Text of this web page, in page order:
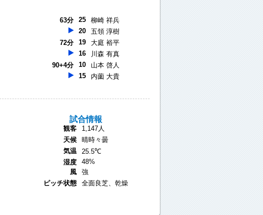
63分 25
柳崎 祥兵
20
五領 淳樹
72分
19
大庭 裕平
16
川森 有真
90+4分
10
山本 啓人
15
内薗 大貴
試合情報
観客
1,147人
天候
晴時々曇
気温
25.5℃
湿度
48%
風
強
ピッチ状態
全面良芝、乾燥